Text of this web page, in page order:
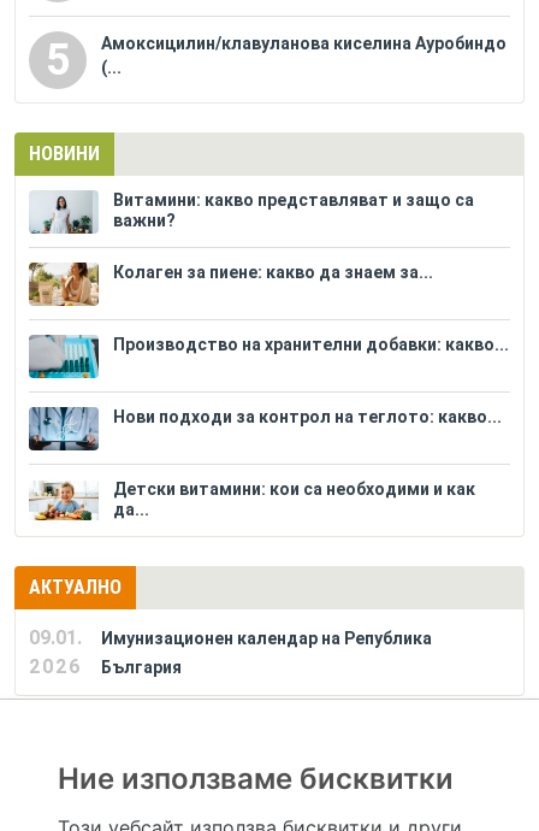
5
Амоксицилин/клавуланова киселина Ауробиндо
(...
НОВИНИ
Витамини: какво представляват и защо са
важни?
Колаген за пиене: какво да знаем за...
Производство на хранителни добавки: какво...
Нови подходи за контрол на теглото: какво...
Детски витамини: кои са необходими и как
да...
АКТУАЛНО
09.01.
2026
Имунизационен календар на Република
България
Ние използваме бисквитки